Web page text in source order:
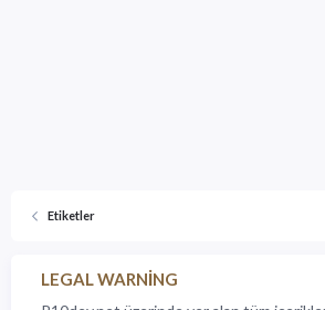
Etiketler
LEGAL WARNING